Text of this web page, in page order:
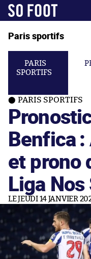
Paris sportifs
PARIS
SPORTIFS
PARIS SPORTIFS
Benfica
et prono
Liga
LE JEUDI 14 JANVIER